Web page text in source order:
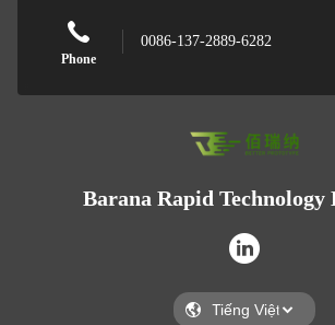
Phone
0086-137-2889-6282
Barana Rapid